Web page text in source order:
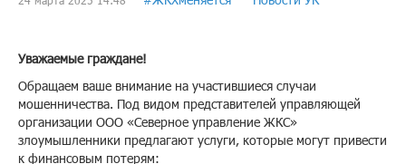
Уважаемые граждане!
Обращаем ваше внимание на участившиеся случаи
мошенничества. Под видом представителей управляющей
организации ООО «Северное управление ЖКС»
злоумышленники предлагают услуги, которые могут привести
к финансовым потерям: